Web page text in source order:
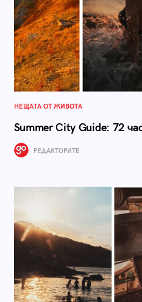
НЕЩАТА ОТ ЖИВОТА
Summer City Guide: 72
РЕДАКТОРИТЕ